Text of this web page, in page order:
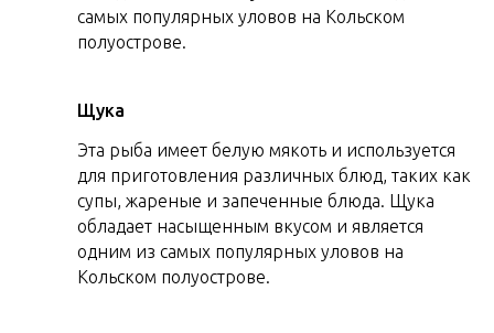
самых популярных уловов на Кольском
полуострове.
Щука
Эта рыба имеет белую мякоть и используется
для приготовления различных блюд, таких как
супы, жареные и запеченные блюда. Щука
обладает насыщенным вкусом и является
одним из самых популярных уловов на
Кольском полуострове.